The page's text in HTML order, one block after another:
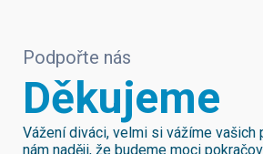
Podpořte nás
Děkujeme
Vážení diváci, velmi si vážíme vašich
nám naději, že budeme moci